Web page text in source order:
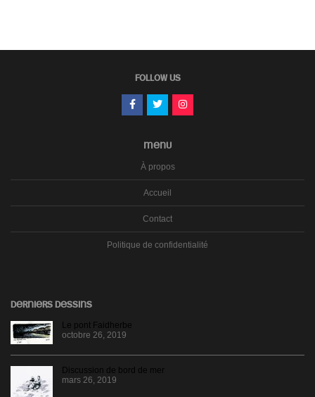
FOLLOW US
MENU
À propos
Accueil
Contact
Politique de confidentialité
DERNIERS DESSINS
Le pont Faidherbe
octobre 26, 2019
Discussion de bord de mer
mars 26, 2019